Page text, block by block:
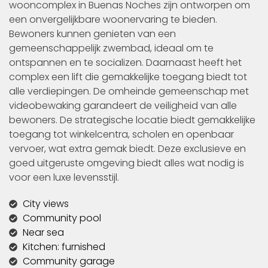
wooncomplex in Buenas Noches zijn ontworpen om
een onvergelijkbare woonervaring te bieden.
Bewoners kunnen genieten van een
gemeenschappelijk zwembad, ideaal om te
ontspannen en te socializen. Daarnaast heeft het
complex een lift die gemakkelijke toegang biedt tot
alle verdiepingen. De omheinde gemeenschap met
videobewaking garandeert de veiligheid van alle
bewoners. De strategische locatie biedt gemakkelijke
toegang tot winkelcentra, scholen en openbaar
vervoer, wat extra gemak biedt. Deze exclusieve en
goed uitgeruste omgeving biedt alles wat nodig is
voor een luxe levensstijl.
City views
Community pool
Near sea
Kitchen: furnished
Community garage